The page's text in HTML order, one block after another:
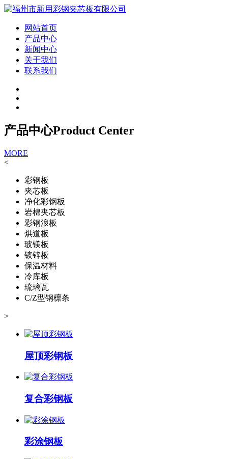
网站首页
产品中心
新闻中心
关于我们
联系我们
产品中心Product Center
MORE
<
彩钢板
夹芯板
净化彩钢板
岩棉夹芯板
彩钢浪板
烘道板
玻镁板
镀锌板
保温材料
冷库板
琉璃瓦
C/Z型钢檩条
>
屋顶彩钢板
复合彩钢板
彩涂钢板